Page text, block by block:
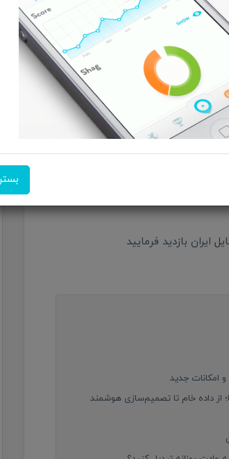
می‌توان با اتخاذ برخی روش‌های موثر،
یکی از مهم‌ترین اقدامات، به‌روزرسانی مداوم ویندوز و قابلیت WDAC است. همچنین، باید در هنگام دانلود
رسمی مایکروسافت یا وب‌سایت‌های
کنید، چرا که ممکن است شامل کدهای
از یک آنتی‌ویروس قدرتمند می‌تواند
بازدید فرمایید